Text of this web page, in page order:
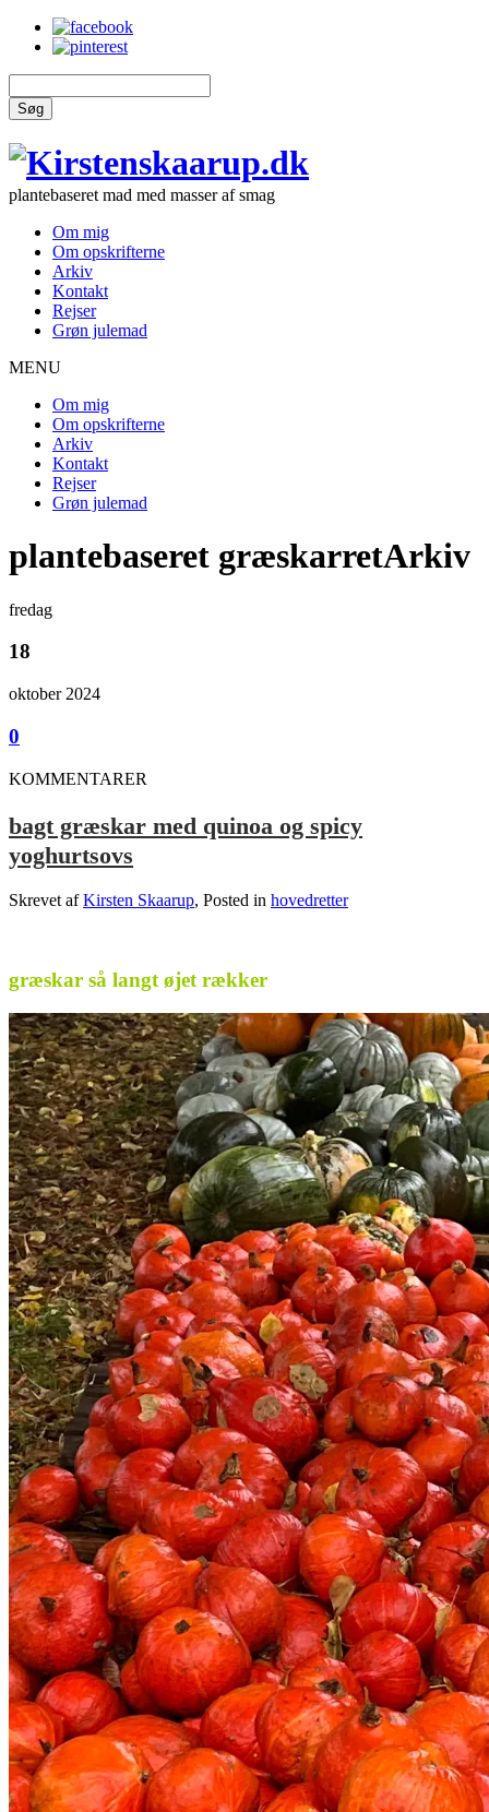
Søg
plantebaseret mad med masser af smag
Om mig
Om opskrifterne
Arkiv
Kontakt
Rejser
Grøn julemad
MENU
Om mig
Om opskrifterne
Arkiv
Kontakt
Rejser
Grøn julemad
plantebaseret græskarretArkiv
fredag
18
oktober 2024
0
KOMMENTARER
bagt græskar med quinoa og spicy
yoghurtsovs
Skrevet afKirsten Skaarup, Posted in hovedretter
græskar så langt øjet rækker